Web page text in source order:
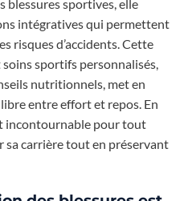
blessures sportives, elle
intégratives qui permettent
risques d’accidents. Cette
sportifs personnalisés,
nutritionnels, met en
entre effort et repos. En
incontournable pour tout
sa carrière tout en préservant